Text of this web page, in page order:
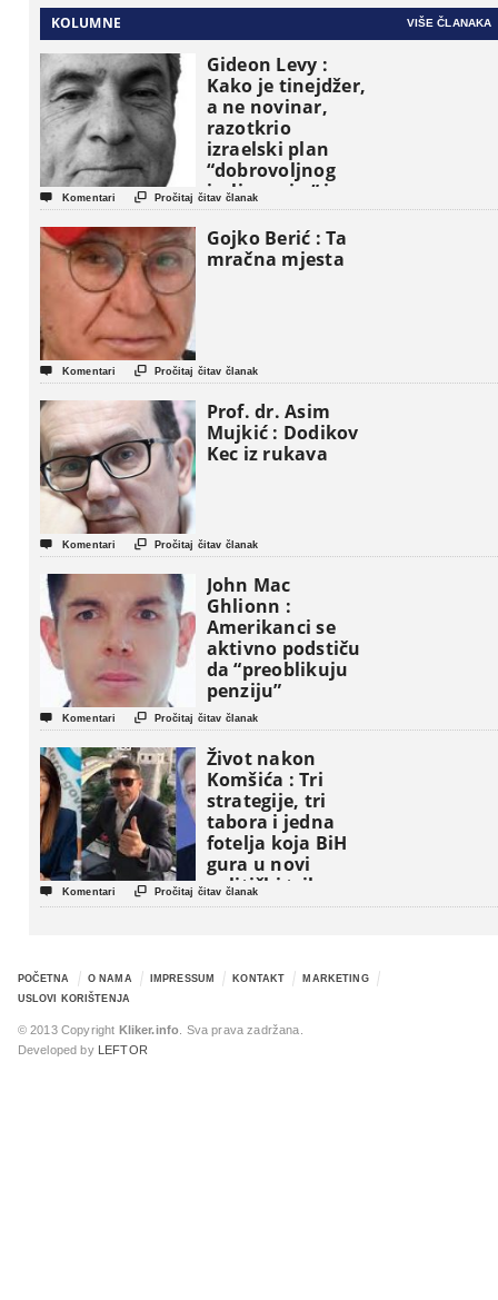
KOLUMNE VIŠE ČLANAKA
Gideon Levy :
Kako je tinejdžer,
a ne novinar,
razotkrio
izraelski plan
“dobrovoljnog
iseljavanja ” iz
Gaze
 Komentari  Pročitaj čitav članak
Gojko Berić : Ta
mračna mjesta
 Komentari  Pročitaj čitav članak
Prof. dr. Asim
Mujkić : Dodikov
Kec iz rukava
 Komentari  Pročitaj čitav članak
John Mac
Ghlionn :
Amerikanci se
aktivno podstiču
da “preoblikuju
penziju”
 Komentari  Pročitaj čitav članak
Život nakon
Komšića : Tri
strategije, tri
tabora i jedna
fotelja koja BiH
gura u novi
politički triler
 Komentari  Pročitaj čitav članak
POČETNA O NAMA IMPRESSUM KONTAKT
MARKETING
USLOVI KORIŠTENJA
© 2013 Copyright Kliker.info . Sva prava zadržana.
Developed by
LEFTOR